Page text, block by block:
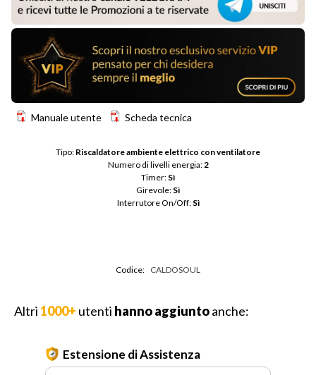
Manuale utente Scheda tecnica
Tipo: Riscaldatore ambiente elettrico con ventilatore
Numero di livelli energia: 2
Timer: Sì
Girevole: Sì
Interrutore On/Off: Sì
Codice: CALDOSOUL
Altri 1000+ utenti hanno aggiuntoanche:
Estensione di Assistenza